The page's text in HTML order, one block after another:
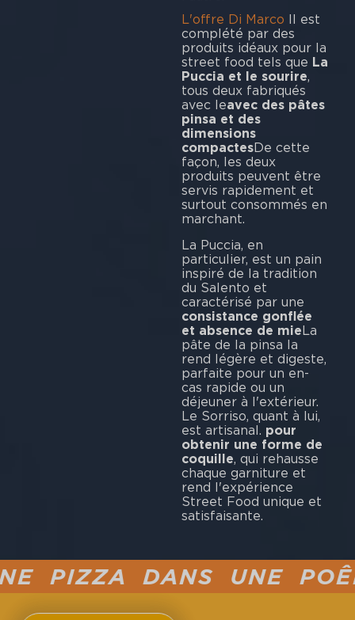
L'offre Di Marco
Il est
complété par des
produits idéaux pour la
street food tels que La
Puccia et le sourire,
tous deux fabriqués
avec leavec des pâtes
pinsa et des
dimensions
compactesDe cette
façon, les deux
produits peuvent être
servis rapidement et
surtout consommés en
marchant.
La Puccia, en
particulier, est un pain
inspiré de la tradition
du Salento et
caractérisé par une
consistance gonflée
et absence de mieLa
pâte de la pinsa la
rend légère et digeste,
parfaite pour un en-
cas rapide ou un
déjeuner à l'extérieur.
Le Sorriso, quant à lui,
est artisanal. pour
obtenir une forme de
coquille, qui rehausse
chaque garniture et
rend l'expérience
Street Food unique et
satisfaisante.
DANS UNE